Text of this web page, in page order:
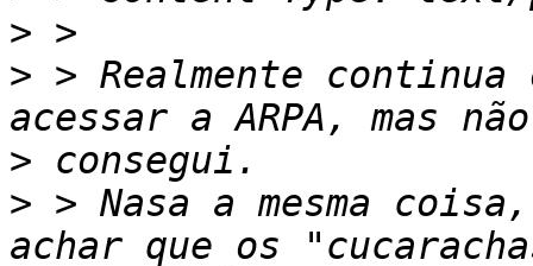
>
> > Realmente
>
> > Nasa a mesma